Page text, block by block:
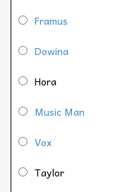
Framus
Dowina
Hora
Music Man
Vox
Taylor